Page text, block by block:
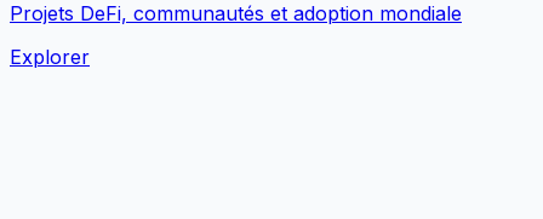
Projets DeFi, communautés et adoption mondiale
Explorer